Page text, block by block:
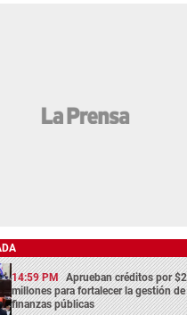
14:59 PM Aprueban créditos por
millones para fortalecer la gestión
finanzas públicas